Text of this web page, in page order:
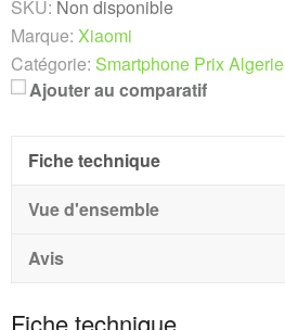
SKU: Non disponible
Marque: Xiaomi
Catégorie: Smartphone Prix Algerie
Ajouter au comparatif
Fiche technique
Vue d'ensemble
Avis
Fiche technique